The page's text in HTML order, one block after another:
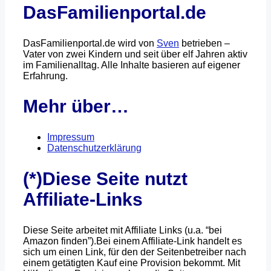
DasFamilienportal.de
DasFamilienportal.de wird von Sven betrieben –
Vater von zwei Kindern und seit über elf Jahren aktiv
im Familienalltag. Alle Inhalte basieren auf eigener
Erfahrung.
Mehr über…
Impressum
Datenschutzerklärung
(*)Diese Seite nutzt
Affiliate-Links
Diese Seite arbeitet mit Affiliate Links (u.a. “bei
Amazon finden”).Bei einem Affiliate-Link handelt es
sich um einen Link, für den der Seitenbetreiber nach
einem getätigten Kauf eine Provision bekommt. Mit